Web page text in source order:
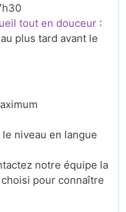
tout en douceur :
plus tard avant le
le niveau en langue
notre équipe la
pour connaître